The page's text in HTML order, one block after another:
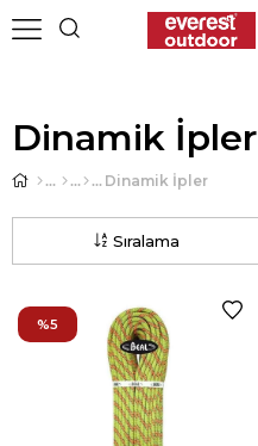
Dinamik İpler
Dinamik İpler
Sıralama
%5